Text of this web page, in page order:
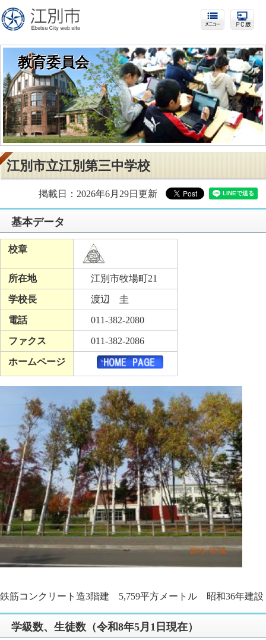
教育委員会
江別市立江別第三中学校
掲載日：2026年6月29日更新
基本データ
校章
所在地 江別市牧場町21
学校長 渡辺 圭
電話 011-382-2080
ファクス 011-382-2086
ホームページ
鉄筋コンクリート造3階建 5,759平方メートル 昭和36年建設
学級数、生徒数（令和8年5月1日現在）